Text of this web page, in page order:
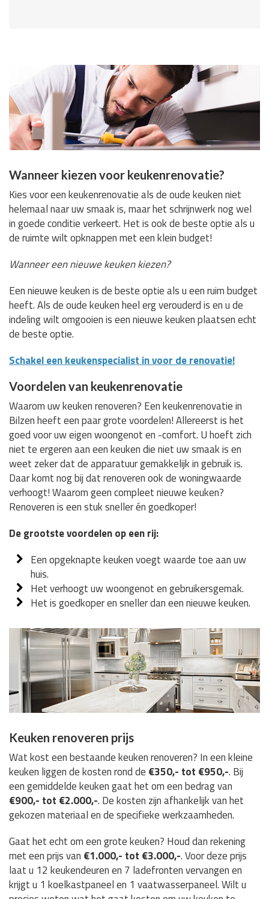
Wanneer kiezen voor keukenrenovatie?
Kies voor een keukenrenovatie als de oude keuken niet
helemaal naar uw smaak is, maar het schrijnwerk nog wel
in goede conditie verkeert. Het is ook de beste optie als u
de ruimte wilt opknappen met een klein budget!
Wanneer een nieuwe keuken kiezen?
Een nieuwe keuken is de beste optie als u een ruim budget
heeft. Als de oude keuken heel erg verouderd is en u de
indeling wilt omgooien is een nieuwe keuken plaatsen echt
de beste optie.
Schakel een keukenspecialist in voor de renovatie!
Voordelen van keukenrenovatie
Waarom uw keuken renoveren? Een keukenrenovatie in
Bilzen heeft een paar grote voordelen! Allereerst is het
goed voor uw eigen woongenot en -comfort. U hoeft zich
niet te ergeren aan een keuken die niet uw smaak is en
weet zeker dat de apparatuur gemakkelijk in gebruik is.
Daar komt nog bij dat renoveren ook de woningwaarde
verhoogt! Waarom geen compleet nieuwe keuken?
Renoveren is een stuk sneller én goedkoper!
De grootste voordelen op een rij:
Een opgeknapte keuken voegt waarde toe aan uw
huis.
Het verhoogt uw woongenot en gebruikersgemak.
Het is goedkoper en sneller dan een nieuwe keuken.
Keuken renoveren prijs
Wat kost een bestaande keuken renoveren? In een kleine
keuken liggen de kosten rond de €350,- tot €950,-. Bij
een gemiddelde keuken gaat het om een bedrag van
€900,- tot €2.000,-. De kosten zijn afhankelijk van het
gekozen materiaal en de specifieke werkzaamheden.
Gaat het echt om een grote keuken? Houd dan rekening
met een prijs van €1.000,- tot €3.000,-. Voor deze prijs
laat u 12 keukendeuren en 7 ladefronten vervangen en
krijgt u 1 koelkastpaneel en 1 vaatwasserpaneel. Wilt u